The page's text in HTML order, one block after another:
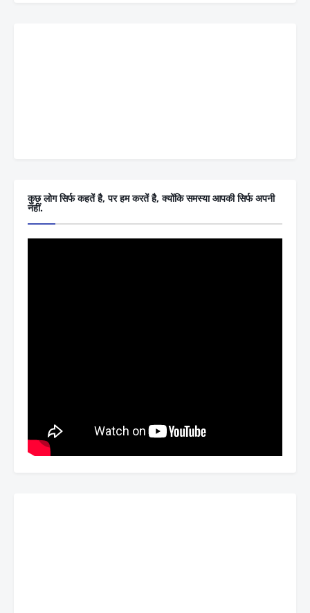
कुछ लोग सिर्फ कहतें है, पर हम करतें है, क्योंकि समस्या आपकी सिर्फ अपनी
नहीं.